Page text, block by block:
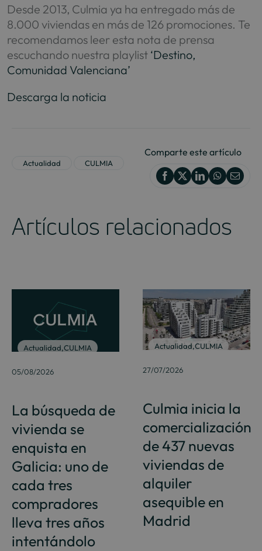
Desde 2013, Culmia ya ha entregado más de
8.000 viviendas en más de 126 promociones. Te
recomendamos leer esta nota de prensa
escuchando nuestra playlist ‘Destino,
Comunidad Valenciana’
Descarga la noticia
Actualidad CULMIA
Comparte este artículo
Artículos relacionados
Actualidad,CULMIA
05/08/2026
La búsqueda de
vivienda se
enquista en
Galicia: uno de
cada tres
compradores
lleva tres años
intentándolo
Actualidad,CULMIA
27/07/2026
Culmia inicia la
comercialización
de 437 nuevas
viviendas de
alquiler
asequible en
Madrid